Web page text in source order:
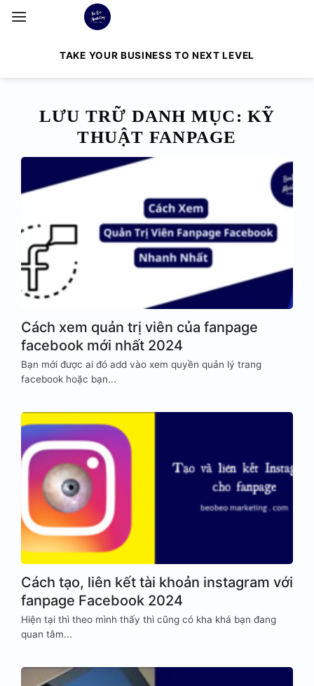
Bỏ
qua
TAKE YOUR BUSINESS TO NEXT LEVEL
LƯU TRỮ DANH MỤC: KỸ
THUẬT FANPAGE
Cách xem quản trị viên của fanpage
facebook mới nhất 2024
Bạn mới được ai đó add vào xem quyền quản lý trang
facebook hoặc bạn...
Cách tạo, liên kết tài khoản instagram với
fanpage Facebook 2024
Hiện tại thì theo mình thấy thì cũng có kha khá bạn đang
quan tâm...